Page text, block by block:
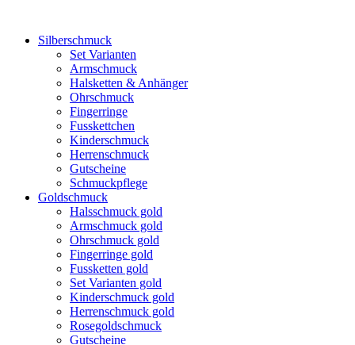
Silberschmuck
Set Varianten
Armschmuck
Halsketten & Anhänger
Ohrschmuck
Fingerringe
Fusskettchen
Kinderschmuck
Herrenschmuck
Gutscheine
Schmuckpflege
Goldschmuck
Halsschmuck gold
Armschmuck gold
Ohrschmuck gold
Fingerringe gold
Fussketten gold
Set Varianten gold
Kinderschmuck gold
Herrenschmuck gold
Rosegoldschmuck
Gutscheine